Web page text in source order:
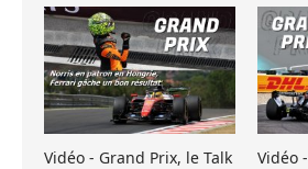
Vidéo - Grand Prix, le Talk
Vidéo